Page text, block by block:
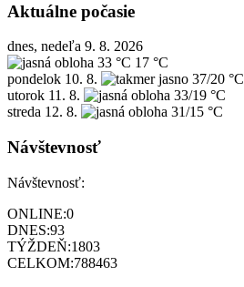
Aktuálne počasie
dnes, nedeľa 9. 8. 2026
33 °C 17 °C
pondelok 10. 8.
37/20 °C
utorok 11. 8.
33/19 °C
streda 12. 8. 31/15 °C
Návštevnosť
Návštevnosť:
ONLINE:0
DNES:93
TÝŽDEŇ:1803
CELKOM:788463